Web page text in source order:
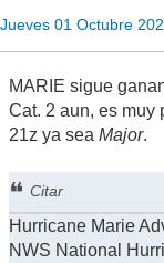
Jueves 01 Octubre
MARIE sigue
Cat. 2 aun, es muy
21z ya sea Major.
Citar
Hurricane Marie
NWS National